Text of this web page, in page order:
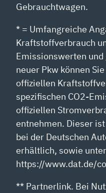
Gebrauchtwagen.
* = Umfangreiche
Kraftstoffverbrauch
Emissionswerten
neuer Pkw können
offiziellen
spezifischen CO2-
offiziellen
entnehmen. Dieser
bei der Deutschen
erhältlich, sowie unter
https://www.dat.de/
** Partnerlink. Bei